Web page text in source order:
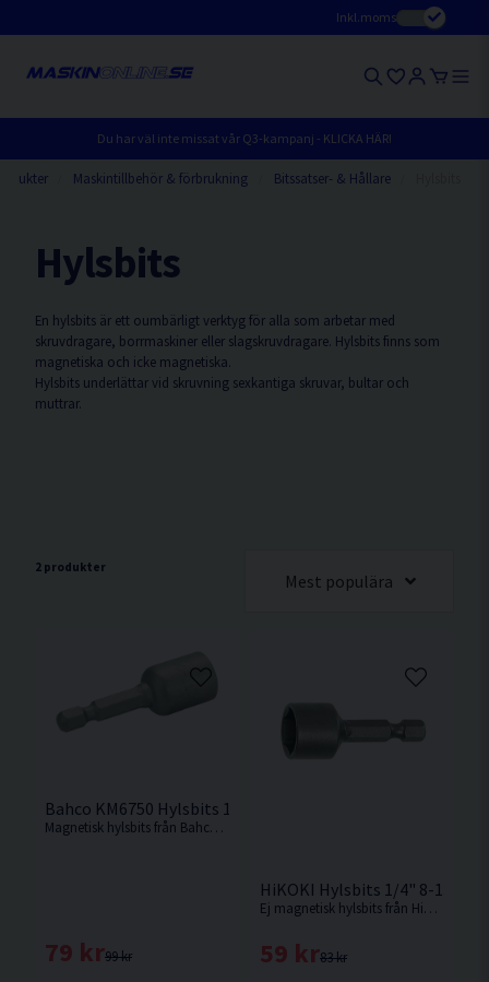
Inkl.moms
Du har väl inte missat vår Q3-kampanj - KLICKA HÄR!
Maskintillbehör & förbrukning Bitssatser- & Hållare
Hylsbits
En hylsbits är ett oumbärligt verktyg för alla som arbetar med
skruvdragare, borrmaskiner eller slagskruvdragare. Hylsbits finns som
magnetiska och icke magnetiska.
Hylsbits underlättar vid skruvning sexkantiga skruvar, bultar och
muttrar.
2 produkter
Mest populära
Bahco KM6750 Hylsbits 1/4" 8-13mm
Magnetisk hylsbits från Bahco 8-13mm
99 kr
79 kr
HiKOKI Hylsbits 1/4" 8-13mm
Ej magnetisk hylsbits från HiKOKI 8-13mm
83 kr
59 kr